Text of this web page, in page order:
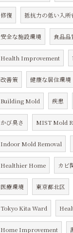
修復 抵抗力の低い入所
安全な施設環境 食品品
Health Improvement
改善策 健康な居住環境
Building Mold 疾患
かび臭さ MIST Mold
Indoor Mold Removal
Healthier Home カビ
医療環境 東京都北区
Tokyo Kita Ward
Home Improvement